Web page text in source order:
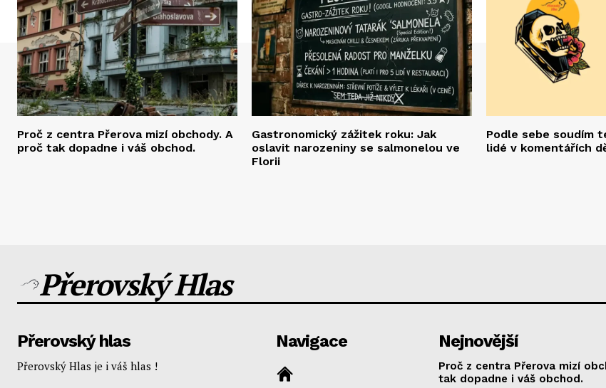
Proč z centra Přerova mizí obchody. A
proč tak dopadne i váš obchod.
Gastronomický zážitek roku: Jak
oslavit narozeniny se salmonelou ve
Florii
Podle sebe soudím
lidé v komentářích
Přerovský Hlas
Přerovský hlas
Přerovský Hlas je i váš hlas !
Navigace Nejnovější
Proč z centra Přerova mizí
tak dopadne i váš obchod.